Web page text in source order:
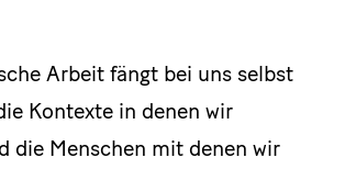
Arbeit fängt bei uns selbst
Kontexte in denen wir
die Menschen mit denen wir